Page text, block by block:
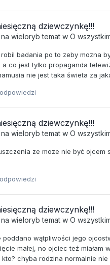
dziewczynkę!!!
wieloryb temat w O
badania po to zeby mozna
co jest tylko propaganda
nie jest taka świeta za
dziewczynkę!!!
wieloryb temat w O
ze moze nie być
dziewczynkę!!!
wieloryb temat w O
poddano wątpliwości jego
małej, no ojciec też miałam
chyba rodzina normalnie